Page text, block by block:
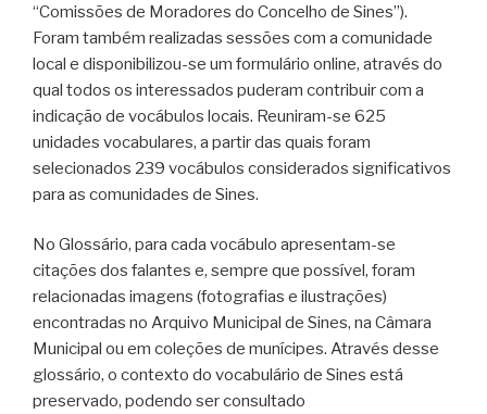
“Comissões de Moradores do Concelho de Sines”).
Foram também realizadas sessões com a comunidade
local e disponibilizou-se um formulário online, através do
qual todos os interessados puderam contribuir com a
indicação de vocábulos locais. Reuniram-se 625
unidades vocabulares, a partir das quais foram
selecionados 239 vocábulos considerados significativos
para as comunidades de Sines.
No Glossário, para cada vocábulo apresentam-se
citações dos falantes e, sempre que possível, foram
relacionadas imagens (fotografias e ilustrações)
encontradas no Arquivo Municipal de Sines, na Câmara
Municipal ou em coleções de munícipes. Através desse
glossário, o contexto do vocabulário de Sines está
preservado, podendo ser consultado